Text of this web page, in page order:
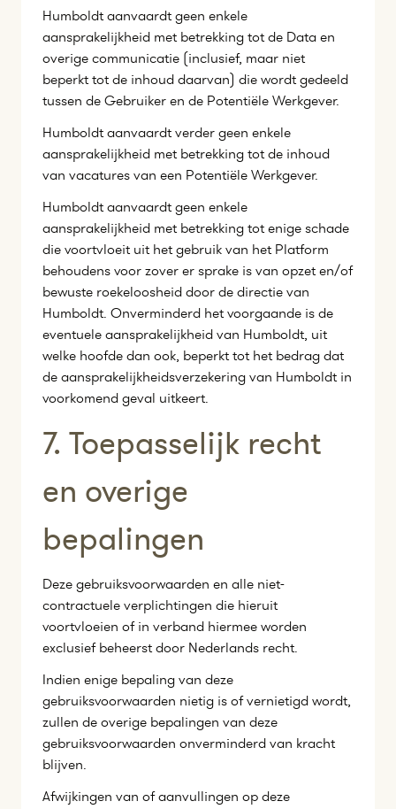
Humboldt aanvaardt geen enkele
aansprakelijkheid met betrekking tot de Data en
overige communicatie (inclusief, maar niet
beperkt tot de inhoud daarvan) die wordt gedeeld
tussen de Gebruiker en de Potentiële Werkgever.
Humboldt aanvaardt verder geen enkele
aansprakelijkheid met betrekking tot de inhoud
van vacatures van een Potentiële Werkgever.
Humboldt aanvaardt geen enkele
aansprakelijkheid met betrekking tot enige schade
die voortvloeit uit het gebruik van het Platform
behoudens voor zover er sprake is van opzet en/of
bewuste roekeloosheid door de directie van
Humboldt. Onverminderd het voorgaande is de
eventuele aansprakelijkheid van Humboldt, uit
welke hoofde dan ook, beperkt tot het bedrag dat
de aansprakelijkheidsverzekering van Humboldt in
voorkomend geval uitkeert.
7. Toepasselijk recht
en overige
bepalingen
Deze gebruiksvoorwaarden en alle niet-
contractuele verplichtingen die hieruit
voortvloeien of in verband hiermee worden
exclusief beheerst door Nederlands recht.
Indien enige bepaling van deze
gebruiksvoorwaarden nietig is of vernietigd wordt,
zullen de overige bepalingen van deze
gebruiksvoorwaarden onverminderd van kracht
blijven.
Afwijkingen van of aanvullingen op deze